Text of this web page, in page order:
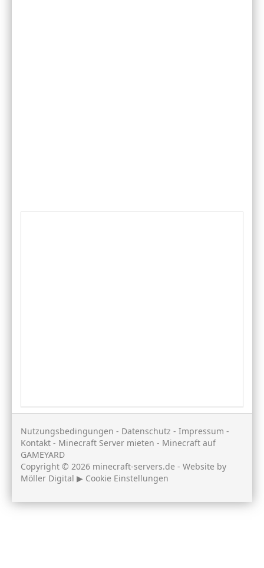
Nutzungsbedingungen - Datenschutz - Impressum -
Kontakt - Minecraft Server mieten - Minecraft auf
GAMEYARD
Copyright © 2026 minecraft-servers.de - Website by
Möller Digital ▶ Cookie Einstellungen